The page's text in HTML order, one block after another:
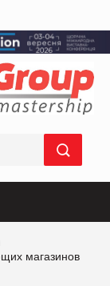
магазинов